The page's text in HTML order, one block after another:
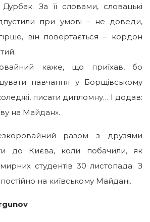
За її словами, словацькі
при умові – не доведи,
він повертається – кордон
каже, що приїхав, бо
навчання у Борщівському
писати дипломну… І додав:
на Майдан».
разом з друзями
до Києва, коли побачили, як
студентів 30 листопада. З
на київському Майдані.